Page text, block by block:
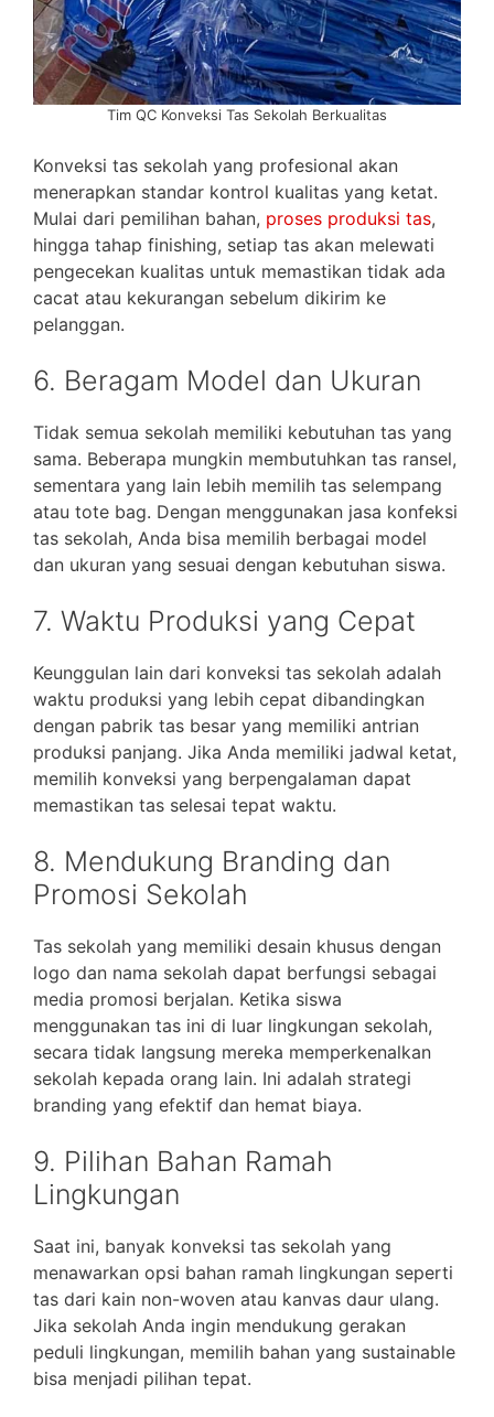
Tim QC Konveksi Tas Sekolah Berkualitas
Konveksi tas sekolah yang profesional akan
menerapkan standar kontrol kualitas yang ketat.
Mulai dari pemilihan bahan, proses produksi tas,
hingga tahap finishing, setiap tas akan melewati
pengecekan kualitas untuk memastikan tidak ada
cacat atau kekurangan sebelum dikirim ke
pelanggan.
6. Beragam Model dan Ukuran
Tidak semua sekolah memiliki kebutuhan tas yang
sama. Beberapa mungkin membutuhkan tas ransel,
sementara yang lain lebih memilih tas selempang
atau tote bag. Dengan menggunakan jasa konfeksi
tas sekolah, Anda bisa memilih berbagai model
dan ukuran yang sesuai dengan kebutuhan siswa.
7. Waktu Produksi yang Cepat
Keunggulan lain dari konveksi tas sekolah adalah
waktu produksi yang lebih cepat dibandingkan
dengan pabrik tas besar yang memiliki antrian
produksi panjang. Jika Anda memiliki jadwal ketat,
memilih konveksi yang berpengalaman dapat
memastikan tas selesai tepat waktu.
8. Mendukung Branding dan
Promosi Sekolah
Tas sekolah yang memiliki desain khusus dengan
logo dan nama sekolah dapat berfungsi sebagai
media promosi berjalan. Ketika siswa
menggunakan tas ini di luar lingkungan sekolah,
secara tidak langsung mereka memperkenalkan
sekolah kepada orang lain. Ini adalah strategi
branding yang efektif dan hemat biaya.
9. Pilihan Bahan Ramah
Lingkungan
Saat ini, banyak konveksi tas sekolah yang
menawarkan opsi bahan ramah lingkungan seperti
tas dari kain non-woven atau kanvas daur ulang.
Jika sekolah Anda ingin mendukung gerakan
peduli lingkungan, memilih bahan yang sustainable
bisa menjadi pilihan tepat.